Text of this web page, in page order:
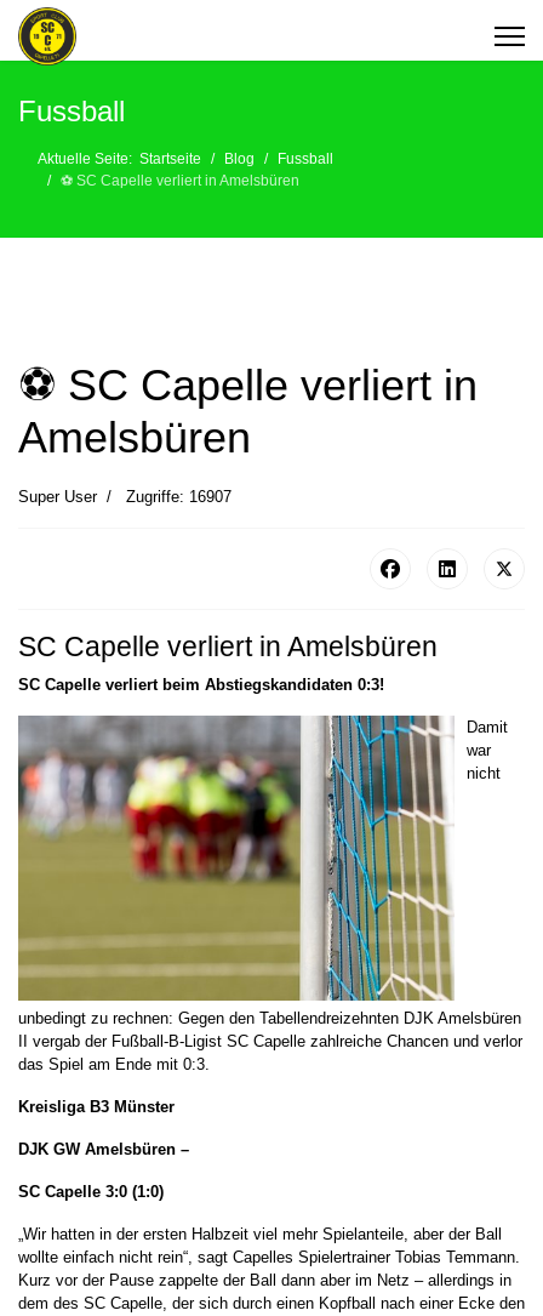
Fussball
Aktuelle Seite: Startseite Blog
Fussball
⚽️ SC Capelle verliert in Amelsbüren
⚽️ SC Capelle verliert in
Amelsbüren
Super User Zugriffe: 16907
SC Capelle verliert in Amelsbüren
SC Capelle verliert beim Abstiegskandidaten 0:3!
Damit
war
nicht
unbedingt zu rechnen: Gegen den Tabellendreizehnten DJK Amelsbüren
II vergab der Fußball-B-Ligist SC Capelle zahlreiche Chancen und verlor
das Spiel am Ende mit 0:3.
Kreisliga B3 Münster
DJK GW Amelsbüren –
SC Capelle 3:0 (1:0)
„Wir hatten in der ersten Halbzeit viel mehr Spielanteile, aber der Ball
wollte einfach nicht rein“, sagt Capelles Spielertrainer Tobias Temmann.
Kurz vor der Pause zappelte der Ball dann aber im Netz – allerdings in
dem des SC Capelle, der sich durch einen Kopfball nach einer Ecke den